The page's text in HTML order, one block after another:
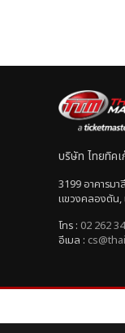
บริษัท ไทยทิคเ
3199 อาคารม
แขวงคลองตัน,
โทร : 02 262
อีเมล :